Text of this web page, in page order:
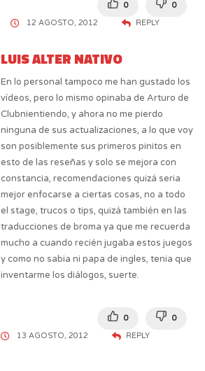
0
0
12 AGOSTO, 2012
REPLY
LUIS ALTER NATIVO
En lo personal tampoco me han gustado los
vídeos, pero lo mismo opinaba de Arturo de
Clubnientiendo, y ahora no me pierdo
ninguna de sus actualizaciones, a lo que voy
son posiblemente sus primeros pinitos en
esto de las reseñas y solo se mejora con
constancia, recomendaciones quizá seria
mejor enfocarse a ciertas cosas, no a todo
el stage, trucos o tips, quizá también en las
traducciones de broma ya que me recuerda
mucho a cuando recién jugaba estos juegos
y como no sabia ni papa de ingles, tenia que
inventarme los diálogos, suerte.
0
0
13 AGOSTO, 2012
REPLY